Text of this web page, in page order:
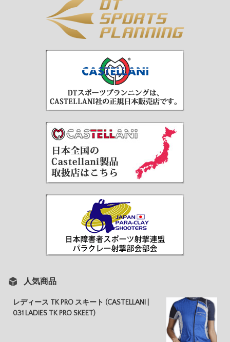
人気商品
レディース TK PRO スキート (CASTELLANI |
031 LADIES TK PRO SKEET)